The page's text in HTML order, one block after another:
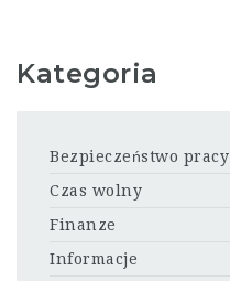
Kategoria
Bezpieczeństwo pracy
Czas wolny
Finanze
Informacje